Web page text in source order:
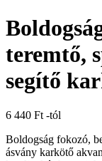
teremtő,
segítő
6 440 Ft -tól
Boldogság fokozó,
ásvány karkötő